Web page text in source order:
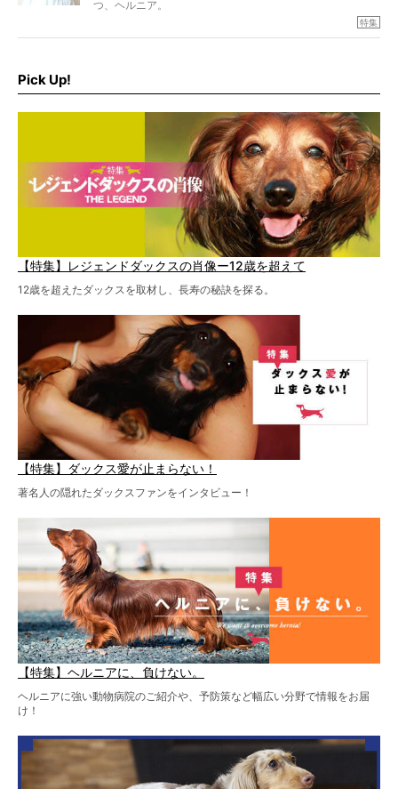
つ、ヘルニア。
特集『ヘルニアに、負けない』では、ヘルニアに強い動物
病院のご紹介や、ヘルニアを乗り越えたご家族のインタビ
を点滴投与する治療により、歩けなかった子が投与37日で
特集
Pick Up!
【特集】レジェンドダックスの肖像ー12歳を超えて
12歳を超えたダックスを取材し、長寿の秘訣を探る。
【特集】ダックス愛が止まらない！
著名人の隠れたダックスファンをインタビュー！
【特集】ヘルニアに、負けない。
ヘルニアに強い動物病院のご紹介や、予防策など幅広い分野で情報をお届
け！